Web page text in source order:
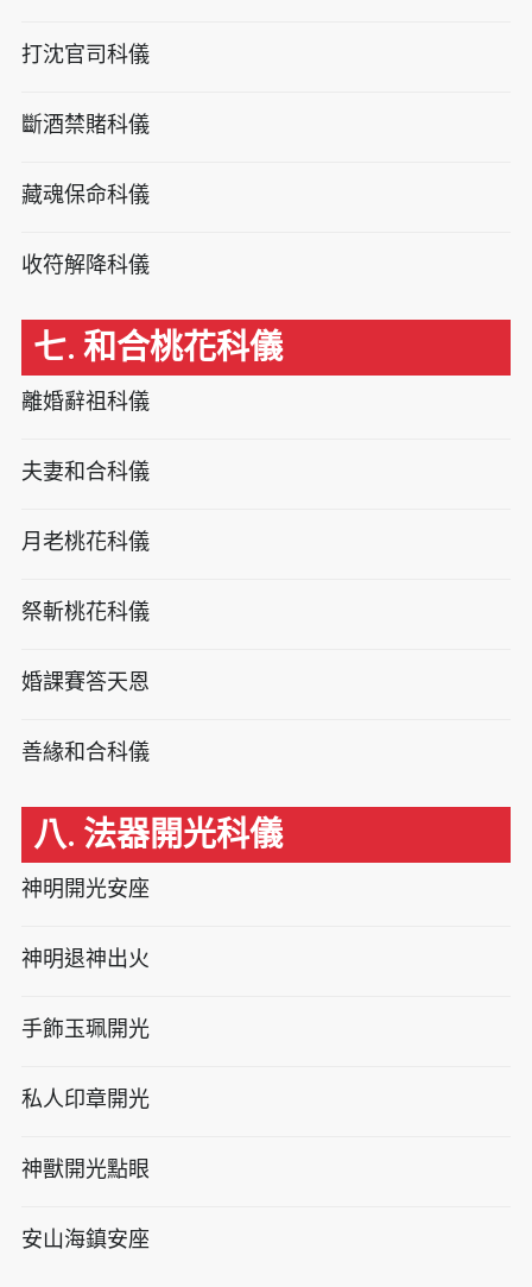
打沈官司科儀
斷酒禁賭科儀
藏魂保命科儀
收符解降科儀
七. 和合桃花科儀
離婚辭祖科儀
夫妻和合科儀
月老桃花科儀
祭斬桃花科儀
婚課賽答天恩
善緣和合科儀
八. 法器開光科儀
神明開光安座
神明退神出火
手飾玉珮開光
私人印章開光
神獸開光點眼
安山海鎮安座